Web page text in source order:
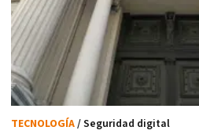
TECNOLOGÍA/ Seguridad digital